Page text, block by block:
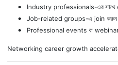
Industry professionals-এর
Job-related groups-এ join করুন
Professional events বা
Networking career growth